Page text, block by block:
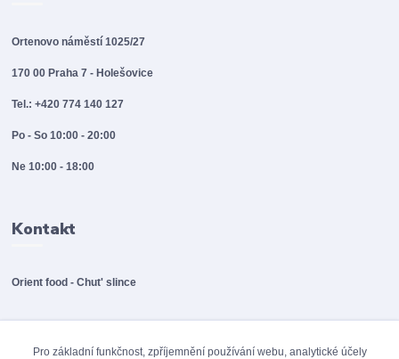
Ortenovo náměstí 1025/27
170 00 Praha 7 - Holešovice
Tel.: +420 774 140 127
Po - So 10:00 - 20:00
Ne 10:00 - 18:00
Kontakt
Orient food - Chut' slince
Pro základní funkčnost, zpříjemnění používání webu, analytické účely